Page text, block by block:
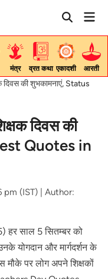
मंत्र व्रत कथा एकादशी आरती
की शुभकामनाएं, Status
दिवस की
Quotes in
(IST) |
Author:
हर साल 5 सितम्बर को
योगदान और मार्गदर्शन के
पर लोग अपने शिक्षकों